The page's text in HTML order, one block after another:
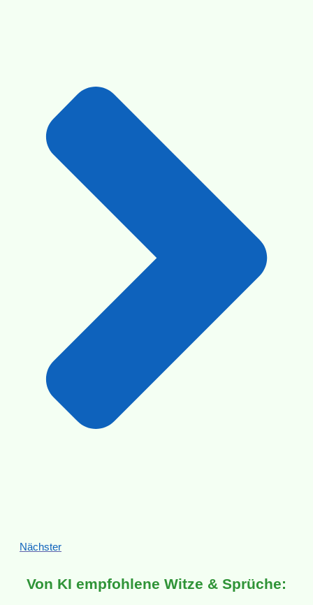
Nächster
Von KI empfohlene Witze & Sprüche: